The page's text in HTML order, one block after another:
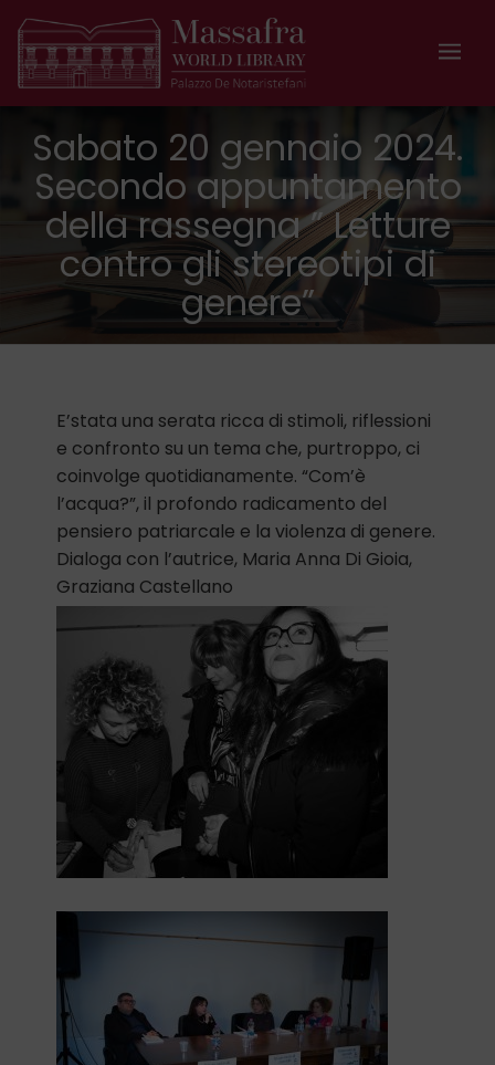
Sabato 20 gennaio 2024.
Secondo appuntamento
della rassegna ” Letture
contro gli stereotipi di
genere”
E’stata una serata ricca di stimoli, riflessioni
e confronto su un tema che, purtroppo, ci
coinvolge quotidianamente. “Com’è
l’acqua?”, il profondo radicamento del
pensiero patriarcale e la violenza di genere.
Dialoga con l’autrice, Maria Anna Di Gioia,
Graziana Castellano